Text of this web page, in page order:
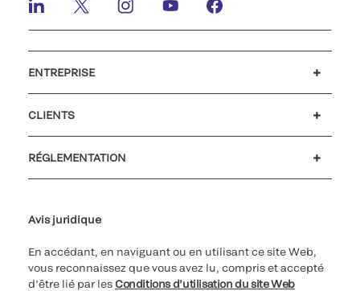
ENTREPRISE
CLIENTS
RÉGLEMENTATION
Avis juridique
En accédant, en naviguant ou en utilisant ce site Web,
vous reconnaissez que vous avez lu, compris et accepté
d’être lié par lesConditions d’utilisation du site Web